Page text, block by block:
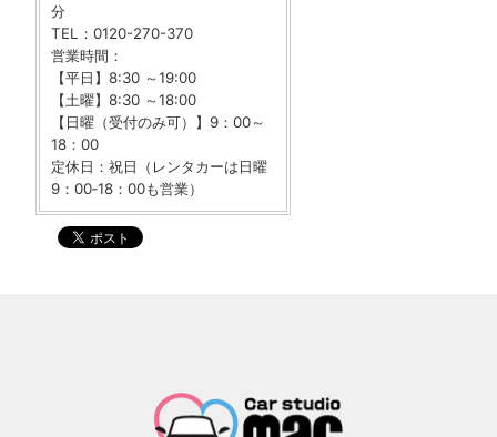
分
TEL：0120-270-370
営業時間：
【平日】8:30 ～19:00
【土曜】8:30 ～18:00
【日曜（受付のみ可）】9：00～
18：00
定休日：祝日（レンタカーは日曜
9：00‐18：00も営業）